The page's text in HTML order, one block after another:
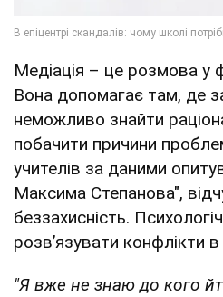
Медіація – це розмова у
Вона допомагає там, де
неможливо знайти
побачити причини
учителів за даними
Максима Степанова",
беззахисність.
розв’язувати конфлікти
"Я вже не знаю до кого